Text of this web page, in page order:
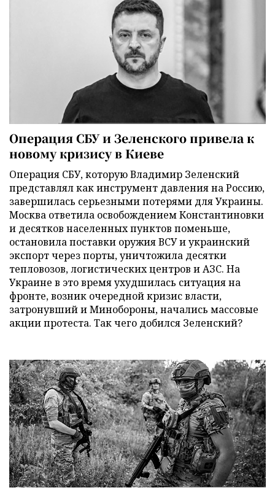
Операция СБУ и Зеленского привела к
новому кризису в Киеве
Операция СБУ, которую Владимир Зеленский
представлял как инструмент давления на Россию,
завершилась серьезными потерями для Украины.
Москва ответила освобождением Константиновки
и десятков населенных пунктов поменьше,
остановила поставки оружия ВСУ и украинский
экспорт через порты, уничтожила десятки
тепловозов, логистических центров и АЗС. На
Украине в это время ухудшилась ситуация на
фронте, возник очередной кризис власти,
затронувший и Минобороны, начались массовые
акции протеста. Так чего добился Зеленский?